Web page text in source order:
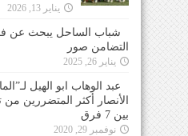
يناير 13, 2026
شباب الساحل يبحث عن
التضامن صور
يناير 26, 2025
عبد الوهاب ابو الهيل
الأنصار أكثر المتضررين
بين 7 فرق
نوفمبر 29, 2020